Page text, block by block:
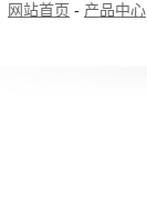
网站首页 - 产品中心